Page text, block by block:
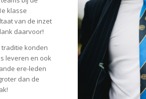
klasse
van de inzet
daarvoor!
konden
leveren en ook
ere-leden
dan de